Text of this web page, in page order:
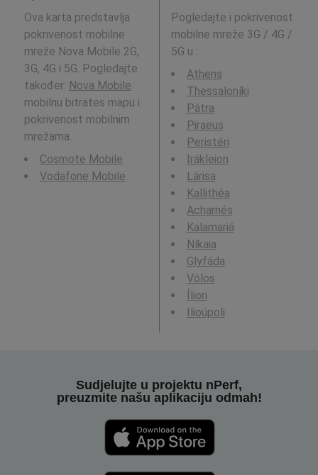
Ova karta predstavlja
pokrivenost mobilne
mreže Nova Mobile 2G,
3G, 4G i 5G. Pogledajte
također: Nova Mobile
mobilnu bitrates mapu i
pokrivenost mobilnim
mrežama.
Cosmote Mobile
Vodafone Mobile
Pogledajte i pokrivenost
mobilne mreže 3G / 4G /
5G u :
Athens
Thessaloníki
Pátra
Piraeus
Peristéri
Irákleion
Lárisa
Kallithéa
Acharnés
Kalamariá
Níkaia
Glyfáda
Vólos
Ílion
Ilioúpoli
Sudjelujte u projektu nPerf,
preuzmite našu aplikaciju odmah!